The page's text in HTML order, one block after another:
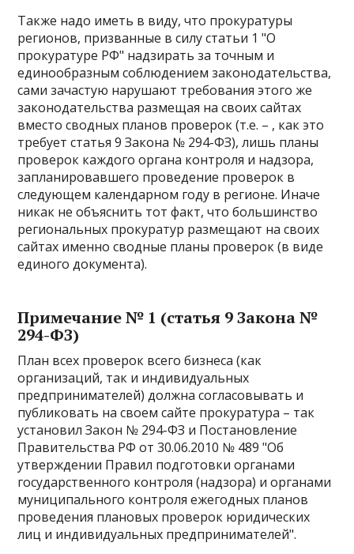
Также надо иметь в виду, что прокуратуры
регионов, призванные в силу статьи 1 "О
прокуратуре РФ" надзирать за точным и
единообразным соблюдением законодательства,
сами зачастую нарушают требования этого же
законодательства размещая на своих сайтах
вместо сводных планов проверок (т.е. – , как это
требует статья 9 Закона № 294-ФЗ), лишь планы
проверок каждого органа контроля и надзора,
запланировавшего проведение проверок в
следующем календарном году в регионе. Иначе
никак не объяснить тот факт, что большинство
региональных прокуратур размещают на своих
сайтах именно сводные планы проверок (в виде
единого документа).
Примечание № 1 (статья 9 Закона №
294-ФЗ)
План всех проверок всего бизнеса (как
организаций, так и индивидуальных
предпринимателей) должна согласовывать и
публиковать на своем сайте прокуратура – так
установил Закон № 294-ФЗ и Постановление
Правительства РФ от 30.06.2010 № 489 "Об
утверждении Правил подготовки органами
государственного контроля (надзора) и органами
муниципального контроля ежегодных планов
проведения плановых проверок юридических
лиц и индивидуальных предпринимателей".